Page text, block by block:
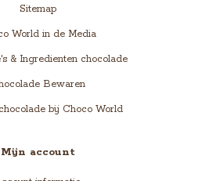
Sitemap
World in de Media
& Ingredienten chocolade
Bewaren
bij Choco World
Mijn account